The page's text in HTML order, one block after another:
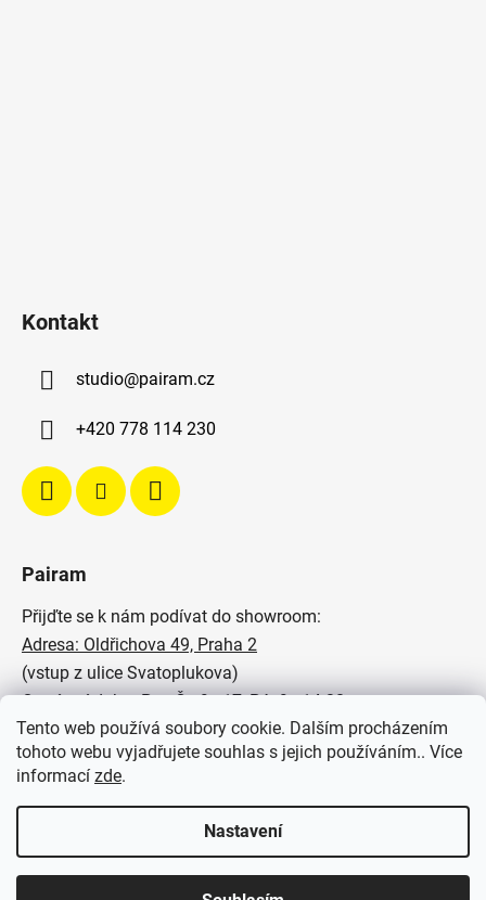
Tento web používá soubory cookie. Dalším procházením
tohoto webu vyjadřujete souhlas s jejich používáním.. Více
informací zde.
Nastavení
Kontakt
studio@pairam.cz
+420 778 114 230
Pairam
Přijďte se k nám podívat do showroom:
Adresa: Oldřichova 49, Praha 2
(vstup z ulice Svatoplukova)
Otevírací doba: Po - Čt: 9 - 17, Pá: 9 - 14:30
Podívejte se na naše realizace:
SVĚTELNÉ STUDIO PAIRAM